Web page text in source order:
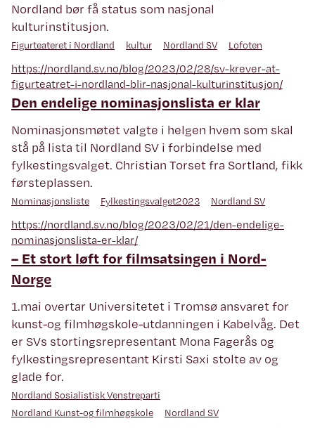
Nordland bør få status som nasjonal
kulturinstitusjon.
Figurteateret i Nordland kultur Nordland SV Lofoten
https://nordland.sv.no/blog/2023/02/28/sv-krever-at-
figurteatret-i-nordland-blir-nasjonal-kulturinstitusjon/
Den endelige nominasjonslista er klar
Nominasjonsmøtet valgte i helgen hvem som skal
stå på lista til Nordland SV i forbindelse med
fylkestingsvalget. Christian Torset fra Sortland, fikk
førsteplassen.
Nominasjonsliste Fylkestingsvalget2023 Nordland SV
https://nordland.sv.no/blog/2023/02/21/den-endelige-
nominasjonslista-er-klar/
– Et stort løft for filmsatsingen i Nord-
Norge
1.mai overtar Universitetet i Tromsø ansvaret for
kunst-og filmhøgskole-utdanningen i Kabelvåg. Det
er SVs stortingsrepresentant Mona Fagerås og
fylkestingsrepresentant Kirsti Saxi stolte av og
glade for.
Nordland Sosialistisk Venstreparti
Nordland Kunst-og filmhøgskole
Nordland SV